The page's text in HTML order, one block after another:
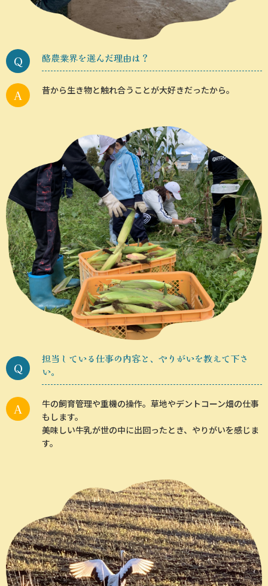
酪農業界を選んだ理由は？
昔から生き物と触れ合うことが大好きだったから。
担当している仕事の内容と、やりがいを教えて下さ
い。
牛の飼育管理や重機の操作。草地やデントコーン畑の仕事
もします。
美味しい牛乳が世の中に出回ったとき、やりがいを感じま
す。